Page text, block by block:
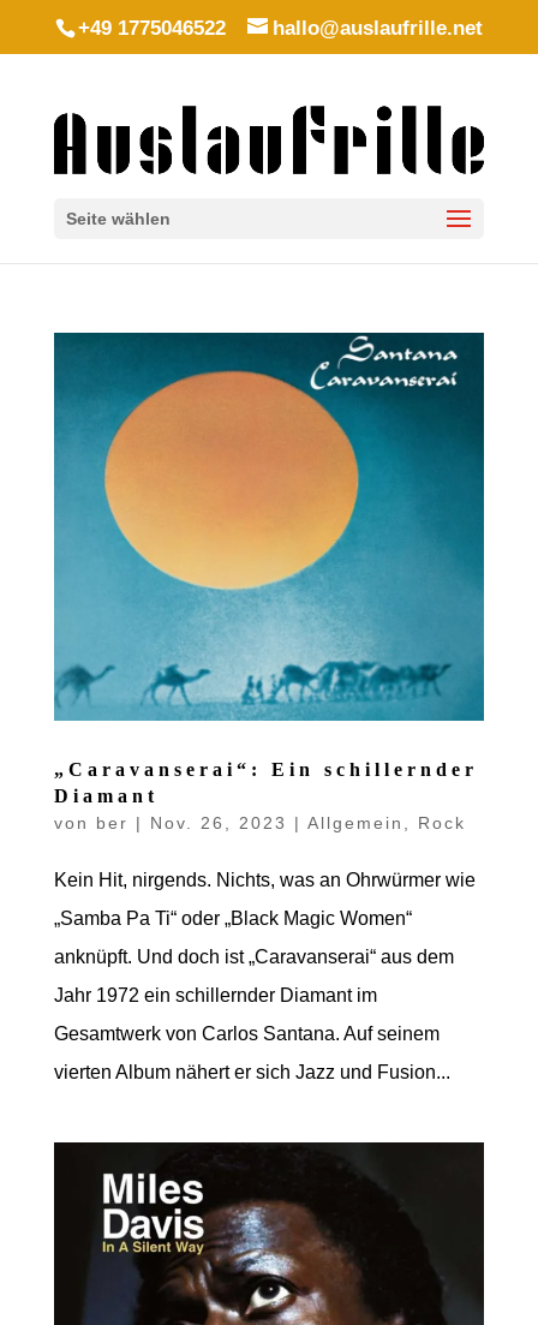
+49 1775046522 hallo@auslaufrille.net
Seite wählen
„Caravanserai“: Ein schillernder
Diamant
von ber | Nov. 26, 2023 | Allgemein Rock
Kein Hit, nirgends. Nichts, was an Ohrwürmer wie
„Samba Pa Ti“ oder „Black Magic Women“
anknüpft. Und doch ist „Caravanserai“ aus dem
Jahr 1972 ein schillernder Diamant im
Gesamtwerk von Carlos Santana. Auf seinem
vierten Album nähert er sich Jazz und Fusion...